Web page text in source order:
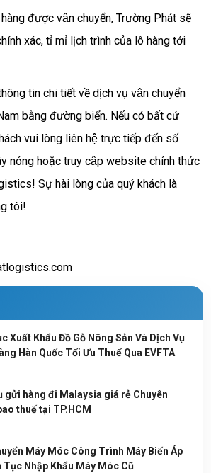
được vận chuyển, Trường Phát sẽ
xác, tỉ mỉ lịch trình của lô hàng tới
tin chi tiết về dịch vụ vận chuyển
bằng đường biển. Nếu có bất cứ
vui lòng liên hệ trực tiếp đến số
nóng hoặc truy cập website chính thức
Sự hài lòng của quý khách là
tôi!
Xuất Khẩu Đồ Gỗ Nông Sản Và Dịch Vụ
Hàn Quốc Tối Ưu Thuế Qua EVFTA
gửi hàng đi Malaysia giá rẻ Chuyên
thuế tại TP.HCM
Máy Móc Công Trình Máy Biến Áp
Tục Nhập Khẩu Máy Móc Cũ